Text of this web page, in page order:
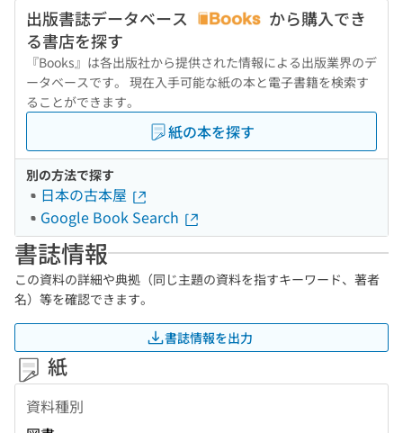
出版書誌データベース
から購入でき
る書店を探す
『Books』は各出版社から提供された情報による出版業界のデ
ータベースです。 現在入手可能な紙の本と電子書籍を検索す
ることができます。
紙の本を探す
別の方法で探す
日本の古本屋
Google Book Search
書誌情報
この資料の詳細や典拠（同じ主題の資料を指すキーワード、著者
名）等を確認できます。
書誌情報を出力
紙
資料種別